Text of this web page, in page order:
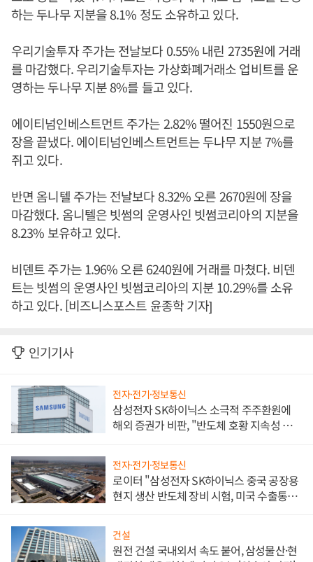
하는 두나무 지분을 8.1% 정도 소유하고 있다.
우리기술투자 주가는 전날보다 0.55% 내린 2735원에 거래
를 마감했다. 우리기술투자는 가상화폐거래소 업비트를 운
영하는 두나무 지분 8%를 들고 있다.
에이티넘인베스트먼트 주가는 2.82% 떨어진 1550원으로
장을 끝냈다. 에이티넘인베스트먼트는 두나무 지분 7%를
쥐고 있다.
반면 옴니텔 주가는 전날보다 8.32% 오른 2670원에 장을
마감했다. 옴니텔은 빗썸의 운영사인 빗썸코리아의 지분을
8.23% 보유하고 있다.
비덴트 주가는 1.96% 오른 6240원에 거래를 마쳤다. 비덴
트는 빗썸의 운영사인 빗썸코리아의 지분 10.29%를 소유
하고 있다. [비즈니스포스트 윤종학 기자]
인기기사
전자·전기·정보통신
삼성전자 SK하이닉스 소극적 주주환원에
해외 증권가 비판, "반도체 호황 지속성 의
전자·전기·정보통신
로이터 "삼성전자 SK하이닉스 중국 공장용
현지 생산 반도체 장비 시험, 미국 수출통제
건설
원전 건설 국내외서 속도 붙어, 삼성물산·현